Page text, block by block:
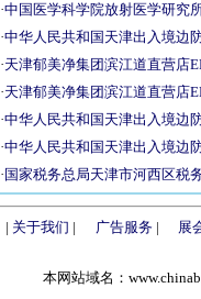
·中国医学科学院放射医学研究
·中华人民共和国天津出入境边
·天津郁美净集团滨江道直营店
·天津郁美净集团滨江道直营店
·中华人民共和国天津出入境边
·中华人民共和国天津出入境边
· 国家税务总局天津市河西区税
| 关于我们 | 广告服务| 展
本网站域名：